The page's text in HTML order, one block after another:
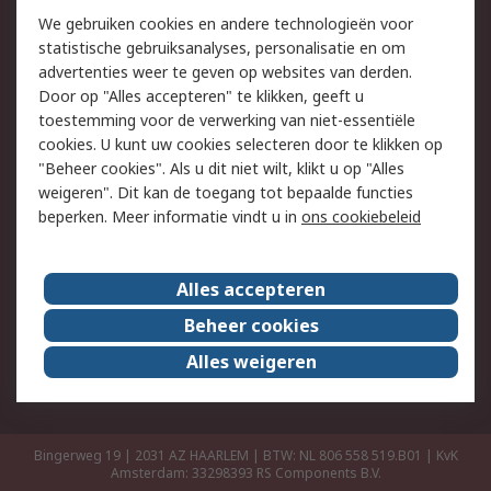
Track & Trace
Wettelijk
Cookiebeleid
Email veiligheid
Privacybeleid
Websitevoorwaarden
Algemene
verkoopvoorwaarden
Over RS
RS Group
Over ons
RS wereldwijd
Werken bij RS
ESG
Bingerweg 19 | 2031 AZ HAARLEM | BTW: NL 806 558 519.B01 | KvK
Amsterdam: 33298393 RS Components B.V.
We gebruiken cookies en andere technologieën voor
statistische gebruiksanalyses, personalisatie en om
advertenties weer te geven op websites van derden.
Door op "Alles accepteren" te klikken, geeft u
toestemming voor de verwerking van niet-essentiële
cookies. U kunt uw cookies selecteren door te klikken op
"Beheer cookies". Als u dit niet wilt, klikt u op "Alles
weigeren". Dit kan de toegang tot bepaalde functies
beperken. Meer informatie vindt u in ons cookiebeleid
Alles accepteren
Beheer cookies
Alles weigeren